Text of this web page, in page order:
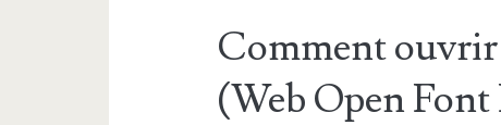
Comment
(Web Open